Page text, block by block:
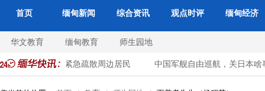
首页 缅甸新闻 综合资讯 观点时评 缅甸经济
华文教育 缅甸教育 师生园地
水位 曼德勒省紧急疏散周边居民 中国军舰自由巡航，关日本啥事